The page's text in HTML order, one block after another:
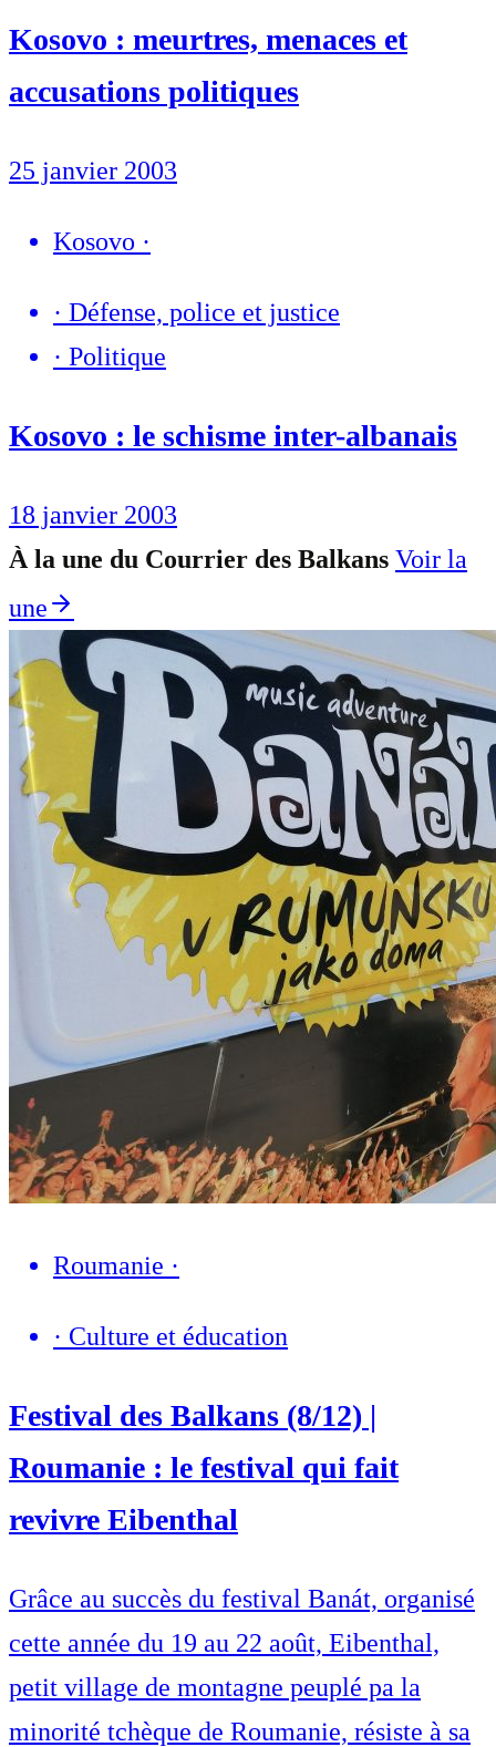
Kosovo : meurtres, menaces et
accusations politiques
25 janvier 2003
Kosovo ·
· Défense, police et justice
· Politique
Kosovo : le schisme inter-albanais
18 janvier 2003
À la une du Courrier des Balkans Voir la
une
Roumanie ·
· Culture et éducation
Festival des Balkans (8/12) |
Roumanie : le festival qui fait
revivre Eibenthal
Grâce au succès du festival Banát, organisé
cette année du 19 au 22 août, Eibenthal,
petit village de montagne peuplé pa la
minorité tchèque de Roumanie, résiste à sa